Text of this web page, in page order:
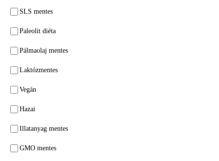
SLS mentes
Paleolit diéta
Pálmaolaj mentes
Laktózmentes
Vegán
Hazai
Illatanyag mentes
GMO mentes